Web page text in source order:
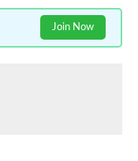
Join Now